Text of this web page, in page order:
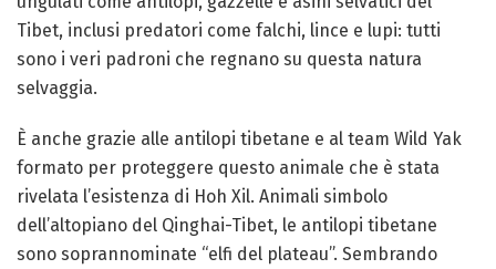
Tibet, inclusi predatori come falchi, lince e lupi: tutti
sono i veri padroni che regnano su questa natura
selvaggia.
È anche grazie alle antilopi tibetane e al team Wild Yak
formato per proteggere questo animale che è stata
rivelata l’esistenza di Hoh Xil. Animali simbolo
dell’altopiano del Qinghai-Tibet, le antilopi tibetane
sono soprannominate “elfi del plateau”. Sembrando